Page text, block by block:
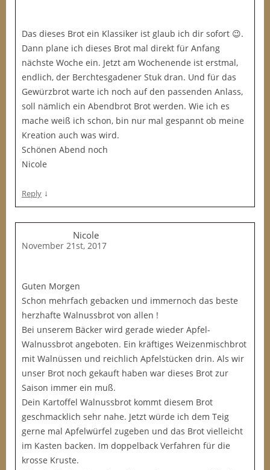
Das dieses Brot ein Klassiker ist glaub ich dir sofort 😉.
Dann plane ich dieses Brot mal direkt für Anfang
nächste Woche ein. Jetzt am Wochenende ist erstmal,
endlich, der Berchtesgadener Stuk dran. Und für das
Gewürzbrot warte ich noch auf den passenden Anlass,
soll nämlich ein Abendbrot Brot werden. Wie ich es
mache weiß ich schon, bin nur mal gespannt ob meine
Kreation auch was wird.
Schönen Abend noch
Nicole
Reply ↓
Nicole
November 21st, 2017
Guten Morgen
Schon mehrfach gebacken und immernoch das beste
herzhafte Walnussbrot von allen !
Bei unserem Bäcker wird gerade wieder Apfel-
Walnussbrot angeboten. Ein kräftiges Weizenmischbrot
mit Walnüssen und reichlich Apfelstücken drin. Als wir
unser Brot noch gekauft haben war dieses Brot zur
Saison immer ein muß.
Dein Kartoffel Walnussbrot kommt diesem Brot
geschmacklich sehr nahe. Jetzt würde ich dem Teig
gerne mal Apfelwürfel zugeben und das Brot vielleicht
im Kasten backen. Im doppelback Verfahren für die
krosse Kruste.